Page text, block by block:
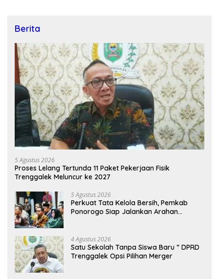
Berita
5 Agustus 2026
Proses Lelang Tertunda 11 Paket Pekerjaan Fisik
Trenggalek Meluncur ke 2027
5 Agustus 2026
Perkuat Tata Kelola Bersih, Pemkab
Ponorogo Siap Jalankan Arahan
4 Agustus 2026
Satu Sekolah Tanpa Siswa Baru ” DPRD
Trenggalek Opsi Pilihan Merger